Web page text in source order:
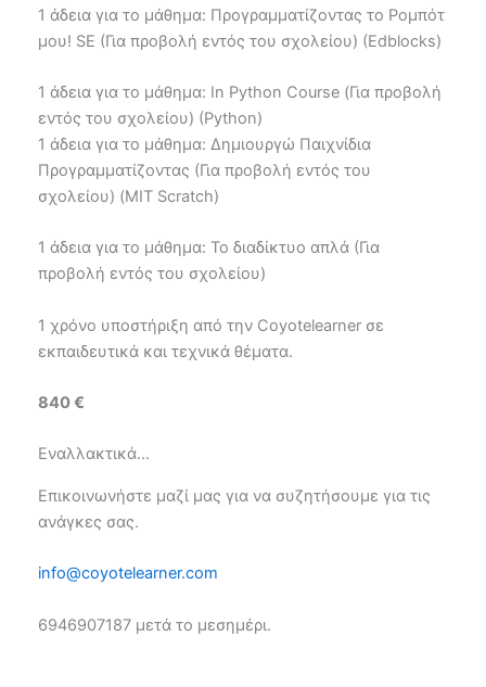
1 άδεια για το μάθημα: Προγραμματίζοντας το Ρομπότ
μου! SE (Για προβολή εντός του σχολείου) (Edblocks)
1 άδεια για το μάθημα: In Python Course (Για προβολή
εντός του σχολείου) (Python)
1 άδεια για το μάθημα: Δημιουργώ Παιχνίδια
Προγραμματίζοντας (Για προβολή εντός του
σχολείου) (ΜΙΤ Scratch)
1 άδεια για το μάθημα: Το διαδίκτυο απλά (Για
προβολή εντός του σχολείου)
1 χρόνο υποστήριξη από την Coyotelearner σε
εκπαιδευτικά και τεχνικά θέματα.
840 €
Εναλλακτικά...
Επικοινωνήστε μαζί μας για να συζητήσουμε για τις
ανάγκες σας.
info@coyotelearner.com
6946907187 μετά το μεσημέρι.